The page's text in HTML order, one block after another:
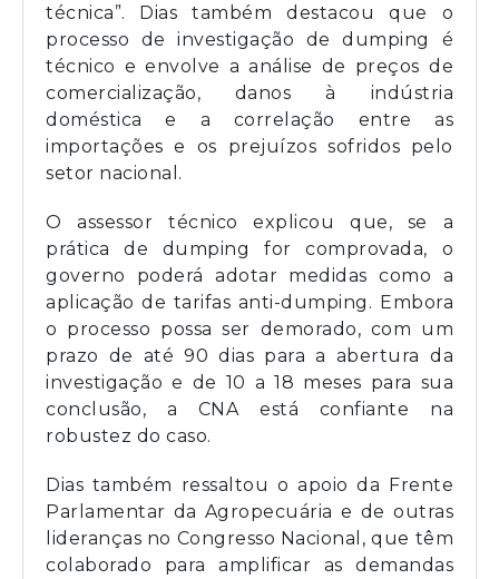
técnica”. Dias também destacou que o
processo de investigação de dumping é
técnico e envolve a análise de preços de
comercialização, danos à indústria
doméstica e a correlação entre as
importações e os prejuízos sofridos pelo
setor nacional.
O assessor técnico explicou que, se a
prática de dumping for comprovada, o
governo poderá adotar medidas como a
aplicação de tarifas anti-dumping. Embora
o processo possa ser demorado, com um
prazo de até 90 dias para a abertura da
investigação e de 10 a 18 meses para sua
conclusão, a CNA está confiante na
robustez do caso.
Dias também ressaltou o apoio da Frente
Parlamentar da Agropecuária e de outras
lideranças no Congresso Nacional, que têm
colaborado para amplificar as demandas